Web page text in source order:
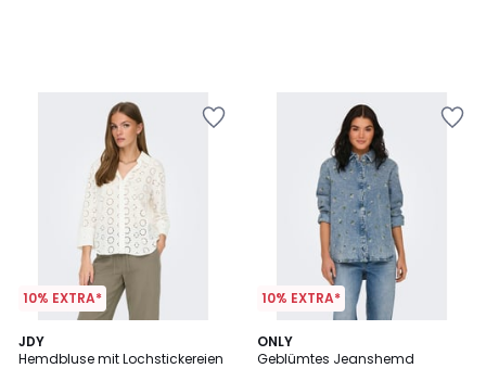
10% EXTRA*
JDY
Hemdbluse mit Lochstickereien
4,7
/ 5
3
Farben
10% EXTRA*
ONLY
Geblümtes Jeanshemd
5
/